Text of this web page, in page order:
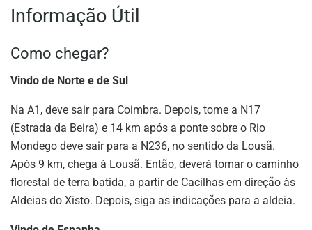
Informação Útil
Como chegar?
Vindo de Norte e de Sul
Na A1, deve sair para Coimbra. Depois, tome a N17
(Estrada da Beira) e 14 km após a ponte sobre o Rio
Mondego deve sair para a N236, no sentido da Lousã.
Após 9 km, chega à Lousã. Então, deverá tomar o caminho
florestal de terra batida, a partir de Cacilhas em direção às
Aldeias do Xisto. Depois, siga as indicações para a aldeia.